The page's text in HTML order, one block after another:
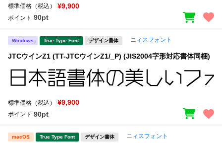
標準価格（税込） ¥9,900
ポイント 90pt
Windows True Type Font デザイン書体 ニィスフォント
JTCウインZ1 (TT-JTCウインZ1/_P) (JIS2004字形対応書体同梱)
標準価格（税込） ¥9,900
ポイント 90pt
macOS True Type Font デザイン書体 ニィスフォント